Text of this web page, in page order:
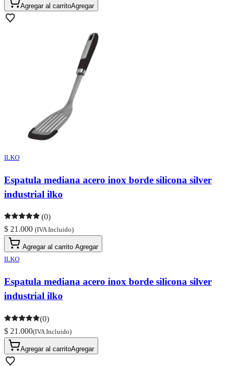
Agregar al carritoAgregar
ILKO
Espatula mediana acero inox borde silicona silver
industrial ilko
(0)
$ 21.000 (IVA Incluido)
Agregar al carrito Agregar
ILKO
Espatula mediana acero inox borde silicona silver
industrial ilko
(0)
$ 21.000(IVA Incluido)
Agregar al carritoAgregar